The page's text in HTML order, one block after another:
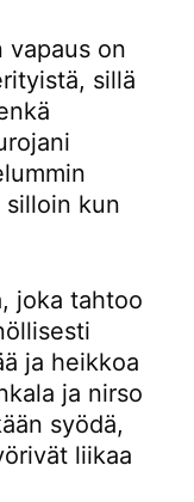
vapaus on
sillä
silloin kun
joka tahtoo
ja heikkoa
ja nirso
syödä,
liikaa